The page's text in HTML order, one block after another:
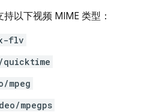
以下视频 MIME 类型：
flv
mpeg
mpegps